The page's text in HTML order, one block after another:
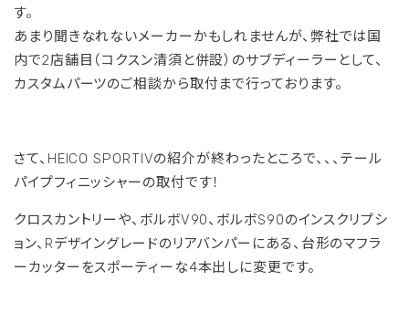
す。
あまり聞きなれないメーカーかもしれませんが、弊社では国
内で2店舗目（コクスン清須と併設）のサブディーラーとして、
カスタムパーツのご相談から取付まで行っております。
さて、HEICO SPORTIVの紹介が終わったところで、、、テール
パイプフィニッシャーの取付です！
クロスカントリーや、ボルボV90、ボルボS90のインスクリプシ
ョン、Rデザイングレードのリアバンパーにある、台形のマフラ
ーカッターをスポーティーな4本出しに変更です。